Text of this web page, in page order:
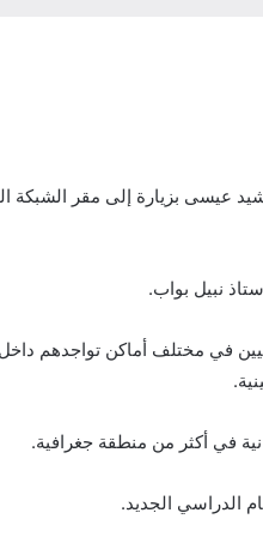
عيسى بزيارة إلى مقر الشبكة
نبيل بواب.
في مختلف أماكن تواجدهم
في أكثر من منطقة جغرافية.
الدراسي الجديد.